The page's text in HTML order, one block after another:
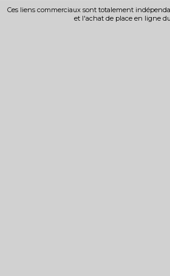
Ces liens commerciaux sont totalement
et l'achat de place en ligne